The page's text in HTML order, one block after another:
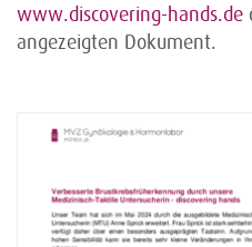
www.discovering-hands.de
angezeigten Dokument.